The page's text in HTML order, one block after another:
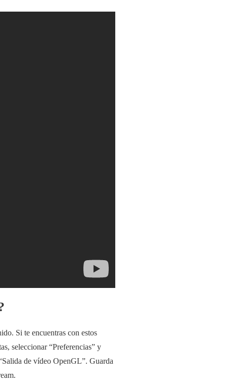
Si te encuentras con estos
seleccionar “Preferencias” y
de vídeo OpenGL”. Guarda